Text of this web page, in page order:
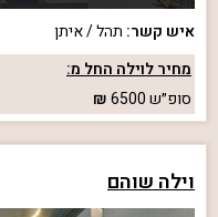
איש קשר: תהל / איתן
מחיר לוילה החל מ:
סופ״ש6500
וילה שוהם